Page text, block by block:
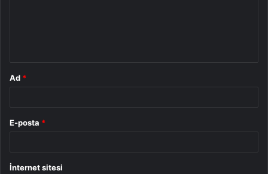
Ad *
E-posta *
İnternet sitesi